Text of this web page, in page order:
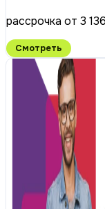
рассрочка от 3
Смотреть